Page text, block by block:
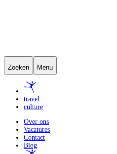
Zoeken Menu
travel
culture
Over ons
Vacatures
Contact
Blog